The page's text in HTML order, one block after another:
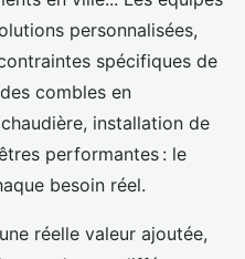
personnalisées,
spécifiques de
combles en
installation de
performantes : le
besoin réel.
réelle valeur ajoutée,